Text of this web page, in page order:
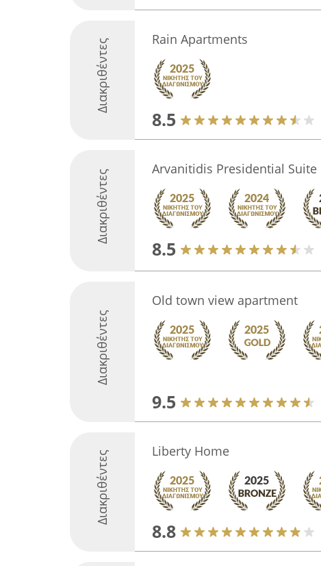
Διακριθέντες Rain Apartments
8.5
Διακριθέντες Arvanitidis Presidential Suite
8.5
Διακριθέντες
Old town view apartment
9.5
Διακριθέντες Liberty Home
8.8